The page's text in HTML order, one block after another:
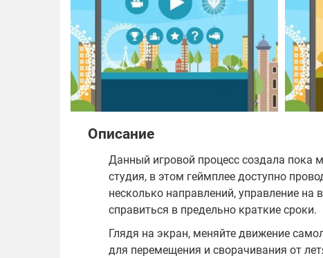
Описание
Данный игровой процесс создала пока
студия, в этом геймплее доступно
несколько направлений, управление
справиться в предельно краткие сроки.
Глядя на экран, меняйте движение
для перемещения и сворачивания от